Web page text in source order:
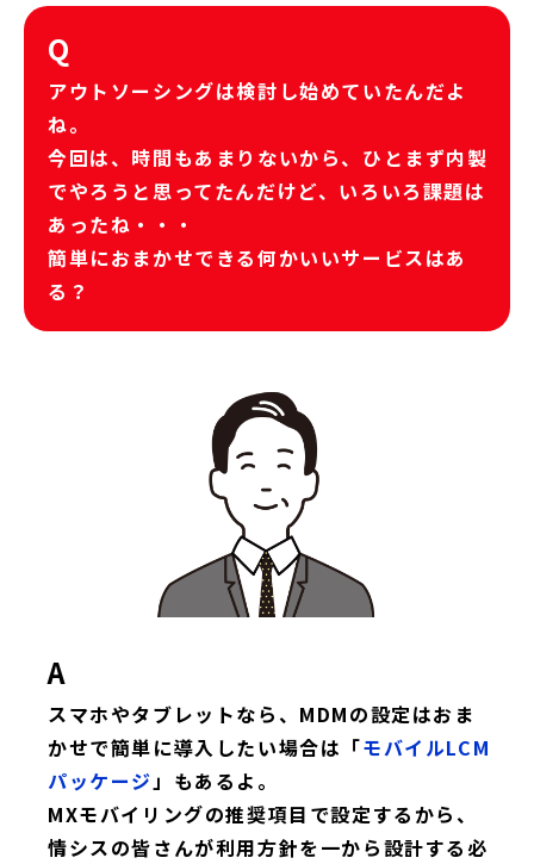
Q
アウトソーシングは検討し始めていたんだよ
ね。
今回は、時間もあまりないから、ひとまず内製
でやろうと思ってたんだけど、いろいろ課題は
あったね・・・
簡単におまかせできる何かいいサービスはあ
る？
A
スマホやタブレットなら、MDMの設定はおま
かせで簡単に導入したい場合は「モバイルLCM
パッケージ」もあるよ。
MXモバイリングの推奨項目で設定するから、
情シスの皆さんが利用方針を一から設計する必